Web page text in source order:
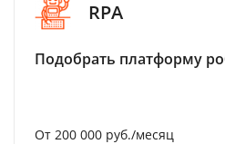
RPA
Подобрать платформу
От 200 000 руб./месяц